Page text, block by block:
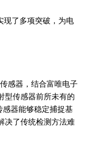
现了多项突破，为电
感器，结合富唯电子
型传感器前所未有的
感器能够稳定捕捉基
决了传统检测方法难